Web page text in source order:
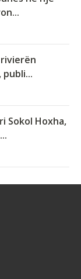
Sokol Hoxha,